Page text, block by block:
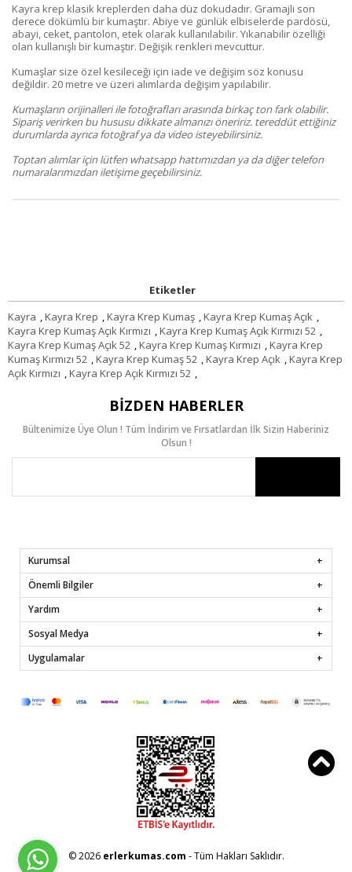
Kayra krep klasik kreplerden daha düz dokudadır. Gramajlı son
derece dökümlü bir kumaştır. Abiye ve günlük elbiselerde pardösü,
abayi, ceket, pantolon, etek olarak kullanılabilir. Yıkanabilir özelliği
olan kullanışlı bir kumaştır. Değişik renkleri mevcuttur.
Kumaşlar size özel kesileceği için iade ve değişim söz konusu
değildir. 20 metre ve üzeri alımlarda değişim yapılabilir.
Kumaşların orijinalleri ile fotoğrafları arasında birkaç ton fark olabilir.
Sipariş verirken bu hususu dikkate almanızı öneririz. tereddüt ettiğiniz
durumlarda ayrıca fotoğraf ya da video isteyebilirsiniz.
Toptan alımlar için lütfen whatsapp hattımızdan ya da diğer telefon
numaralarımızdan iletişime geçebilirsiniz.
Etiketler
Kayra ,Kayra Krep ,Kayra Krep Kumaş ,Kayra Krep Kumaş Açık ,
Kayra Krep Kumaş Açık Kırmızı ,Kayra Krep Kumaş Açık Kırmızı 52 ,
Kayra Krep Kumaş Açık 52 ,Kayra Krep Kumaş Kırmızı ,Kayra Krep
Kumaş Kırmızı 52 ,Kayra Krep Kumaş 52 ,Kayra Krep Açık ,Kayra Krep
Açık Kırmızı ,Kayra Krep Açık Kırmızı 52 ,
BIZDEN HABERLER
Bültenimize Üye Olun ! Tüm İndirim ve Fırsatlardan İlk Sizin Haberiniz
Olsun !
Kurumsal
Önemli Bilgiler
Yardım
Sosyal Medya
Uygulamalar
© 2026 erlerkumas.com - Tüm Hakları Saklıdır.